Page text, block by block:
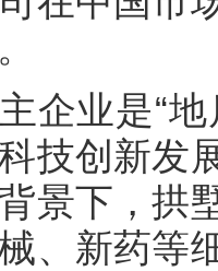
企业是“
技创新发
景下，拱
、新药等